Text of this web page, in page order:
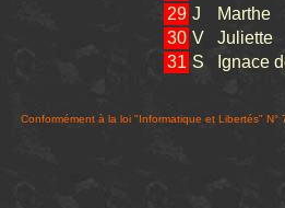
29 J Marthe
30 V Juliette
31 S Ignace
Conformément à la loi "Informatique et Libertés"